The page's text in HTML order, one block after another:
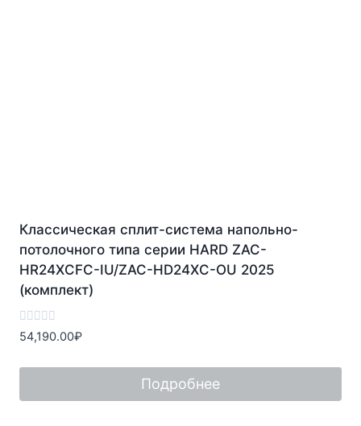
Классическая сплит-система напольно-
потолочного типа серии HARD ZAC-
HR24XCFC-IU/ZAC-HD24XC-OU 2025
(комплект)
Оценка
0
5
54,190.00₽
Подробнее